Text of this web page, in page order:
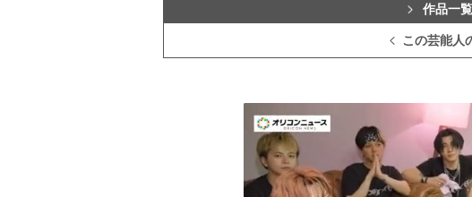
作品一
この芸能人